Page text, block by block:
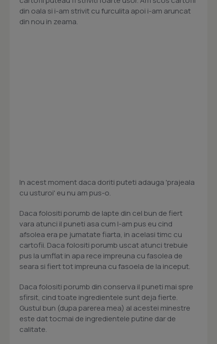
din oala si i-am strivit cu furculita apoi i-am aruncat
din nou in zeama.
In acest moment daca doriti puteti adauga 'prajeala
cu usturoi' eu nu am pus-o.
Daca folositi porumb de lapte din cel bun de fiert
vara atunci il puneti asa cum l-am pus eu cind
afsolea era pe jumatate fiarta, in acelasi timc cu
cartofii. Daca folositi porumb uscat atunci trebuie
pus la umflat in apa rece impreuna cu fasolea de
seara si fiert tot impreuna cu fasoela de la inceput.
Daca folositi porumb din conserva il puneti mai spre
sfirsit, cind toate ingredientele sunt deja fierte.
Gustul bun (dupa parerea mea) al acestei minestre
este dat tocmai de ingredientele putine dar de
calitate.